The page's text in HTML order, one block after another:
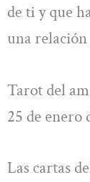
de ti y que
una
Tarot del
25 de enero
Las cartas